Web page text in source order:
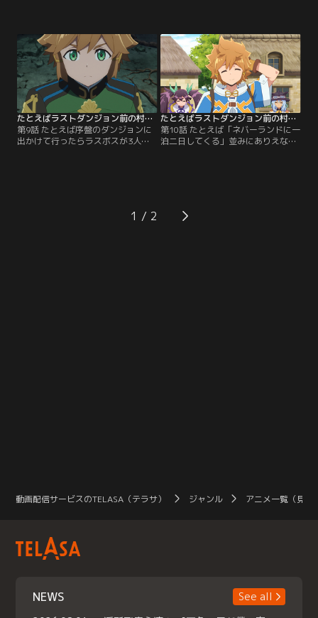
近頃は人手が足りずに困っていた。
そんな中クロムの紹介で連休中、ロ
イドはレイヨウカクへとアルバイト
に行くことに。そこでオーナーから
最近ホテルの周りで謎の昏睡事件が
起きていることを知らされる。【提
供：バンダイチャンネル】
人のコバ、地方貴族のスレオニン、
セレンの父はお互いを疑いつつも調
査を続けていた。一方でホテルマン
として事件を止めたいロイドはリホ
とセレンと共に調査を始める。そこ
へロイドが心配なマリーと…。【提
供：バンダイチャンネル】
たとえばラストダンジョン前の村の少年が序盤の街で暮らすような物語 第09話
第9話 たとえば序盤のダンジョンに
出かけて行ったらラスボスが3人い
として仲間と共に討伐へ。同時にア
ルカとマリーも大蛇を狙うソウとシ
たとえばラストダンジョン前の村の少年が序盤の街で暮らすような物語 第10話
第10話 たとえば「ネバーランドに一
泊二日してくる」並みにありえない
でドワーフの王ユーグと合流し、つ
いに村へ到着するがそこで目にした
1
動画配信サービスのTELASA（テラサ） ジャンル アニメ一覧（見放
NEWS
See all